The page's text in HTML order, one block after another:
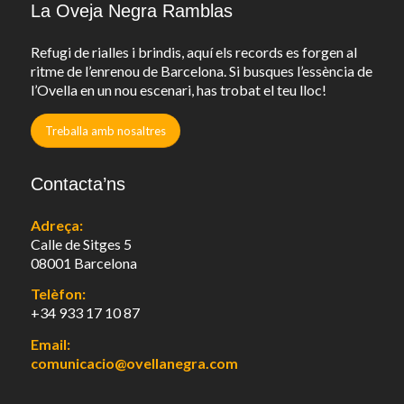
La Oveja Negra Ramblas
Refugi de rialles i brindis, aquí els records es forgen al
ritme de l’enrenou de Barcelona. Si busques l’essència de
l’Ovella en un nou escenari, has trobat el teu lloc!
Treballa amb nosaltres
Contacta’ns
Adreça:
Calle de Sitges 5
08001 Barcelona
Telèfon:
+34 933 17 10 87
Email:
comunicacio@ovellanegra.com